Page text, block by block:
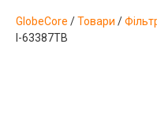
GlobeCore /Товари /
І-63387TB